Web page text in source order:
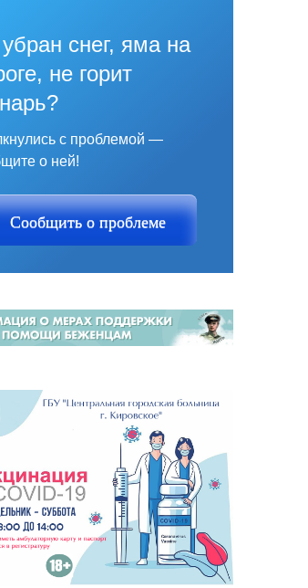
снег, яма на
не горит
с проблемой —
о ней!
Сообщить о проблеме